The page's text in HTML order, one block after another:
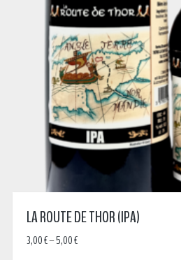
LA ROUTE DE THOR (IPA)
3,00€–5,00€